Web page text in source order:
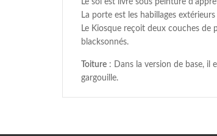
Le sol est livré sous peinture
La porte est les habillages
Le Kiosque reçoit deux couches
blacksonnés.
Toiture : Dans la version de base, il
gargouille.